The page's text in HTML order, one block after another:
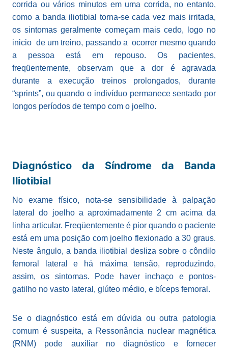
corrida ou vários minutos em uma corrida, no entanto,
como a banda iliotibial torna-se cada vez mais irritada,
os sintomas geralmente começam mais cedo, logo no
inicio de um treino, passando a ocorrer mesmo quando
a pessoa está em repouso. Os pacientes,
freqüentemente, observam que a dor é agravada
durante a execução treinos prolongados, durante
“sprints”, ou quando o indivíduo permanece sentado por
longos períodos de tempo com o joelho.
Diagnóstico da Síndrome da Banda
Iliotibial
No exame físico, nota-se sensibilidade à palpação
lateral do joelho a aproximadamente 2 cm acima da
linha articular. Freqüentemente é pior quando o paciente
está em uma posição com joelho flexionado a 30 graus.
Neste ângulo, a banda iliotibial desliza sobre o côndilo
femoral lateral e há máxima tensão, reproduzindo,
assim, os sintomas. Pode haver inchaço e pontos-
gatilho no vasto lateral, glúteo médio, e bíceps femoral.
Se o diagnóstico está em dúvida ou outra patologia
comum é suspeita, a Ressonância nuclear magnética
(RNM) pode auxiliar no diagnóstico e fornecer